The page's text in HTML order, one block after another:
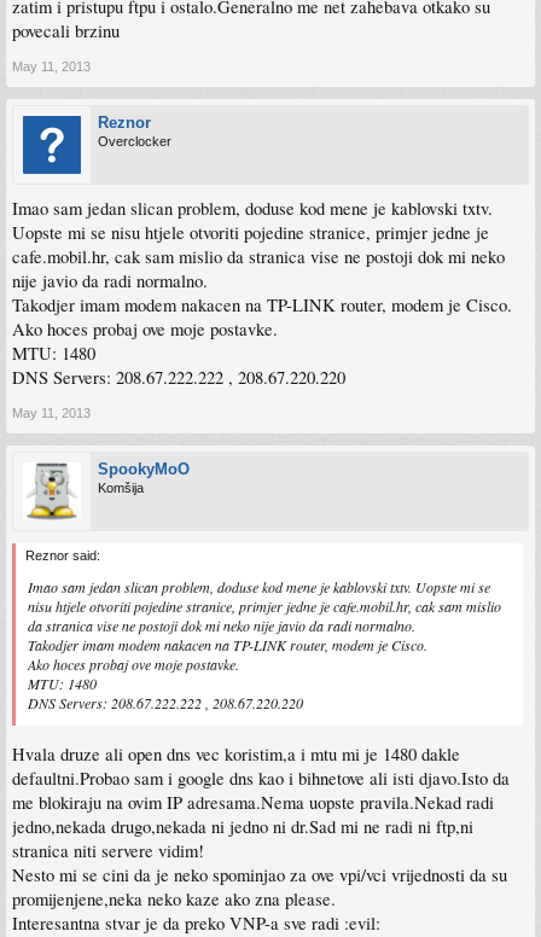
zatim i pristupu ftpu i ostalo.Generalno me net zahebava otkako su
povecali brzinu
May 11, 2013
Reznor
Overclocker
Imao sam jedan slican problem, doduse kod mene je kablovski txtv.
Uopste mi se nisu htjele otvoriti pojedine stranice, primjer jedne je
cafe.mobil.hr, cak sam mislio da stranica vise ne postoji dok mi neko
nije javio da radi normalno.
Takodjer imam modem nakacen na TP-LINK router, modem je Cisco.
Ako hoces probaj ove moje postavke.
MTU: 1480
DNS Servers: 208.67.222.222 , 208.67.220.220
May 11, 2013
SpookyMoO
Komšija
Reznor said:
Imao sam jedan slican problem, doduse kod mene je kablovski txtv. Uopste mi se
nisu htjele otvoriti pojedine stranice, primjer jedne je cafe.mobil.hr, cak sam mislio
da stranica vise ne postoji dok mi neko nije javio da radi normalno.
Takodjer imam modem nakacen na TP-LINK router, modem je Cisco.
Ako hoces probaj ove moje postavke.
MTU: 1480
DNS Servers: 208.67.222.222 , 208.67.220.220
Hvala druze ali open dns vec koristim,a i mtu mi je 1480 dakle
defaultni.Probao sam i google dns kao i bihnetove ali isti djavo.Isto da
me blokiraju na ovim IP adresama.Nema uopste pravila.Nekad radi
jedno,nekada drugo,nekada ni jedno ni dr.Sad mi ne radi ni ftp,ni
stranica niti servere vidim!
Nesto mi se cini da je neko spominjao za ove vpi/vci vrijednosti da su
promijenjene,neka neko kaze ako zna please.
Interesantna stvar je da preko VNP-a sve radi :evil: